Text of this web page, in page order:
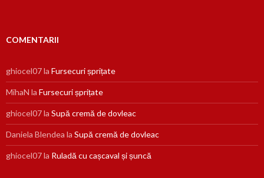
COMENTARII
ghiocel07la Fursecuri șprițate
MihaN la Fursecuri șprițate
ghiocel07la Supă cremă de dovleac
Daniela Blendea la Supă cremă de dovleac
ghiocel07la Ruladă cu cașcaval și șuncă